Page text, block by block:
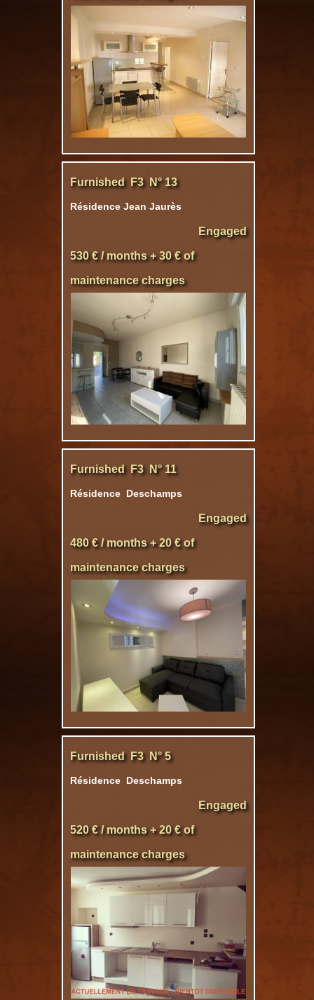
Furnished F3 N° 13
Résidence Jean Jaurès
Engaged
530 € / months + 30 € of
maintenance charges
Furnished F3 N° 11
Résidence Deschamps
Engaged
480 € / months + 20 € of
maintenance charges
Furnished F3 N° 5
Résidence Deschamps
Engaged
520 € / months + 20 € of
maintenance charges